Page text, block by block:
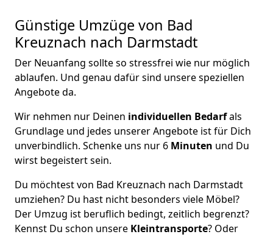
Günstige Umzüge von Bad
Kreuznach nach Darmstadt
Der Neuanfang sollte so stressfrei wie nur möglich
ablaufen. Und genau dafür sind unsere speziellen
Angebote da.
Wir nehmen nur Deinen individuellen Bedarfals
Grundlage und jedes unserer Angebote ist für Dich
unverbindlich. Schenke uns nur 6 Minuten und Du
wirst begeistert sein.
Du möchtest von Bad Kreuznach nach Darmstadt
umziehen? Du hast nicht besonders viele Möbel?
Der Umzug ist beruflich bedingt, zeitlich begrenzt?
Kennst Du schon unsere Kleintransporte? Oder